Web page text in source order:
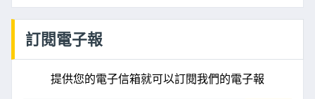
訂閱電子報
提供您的電子信箱就可以訂閱我們的電子報